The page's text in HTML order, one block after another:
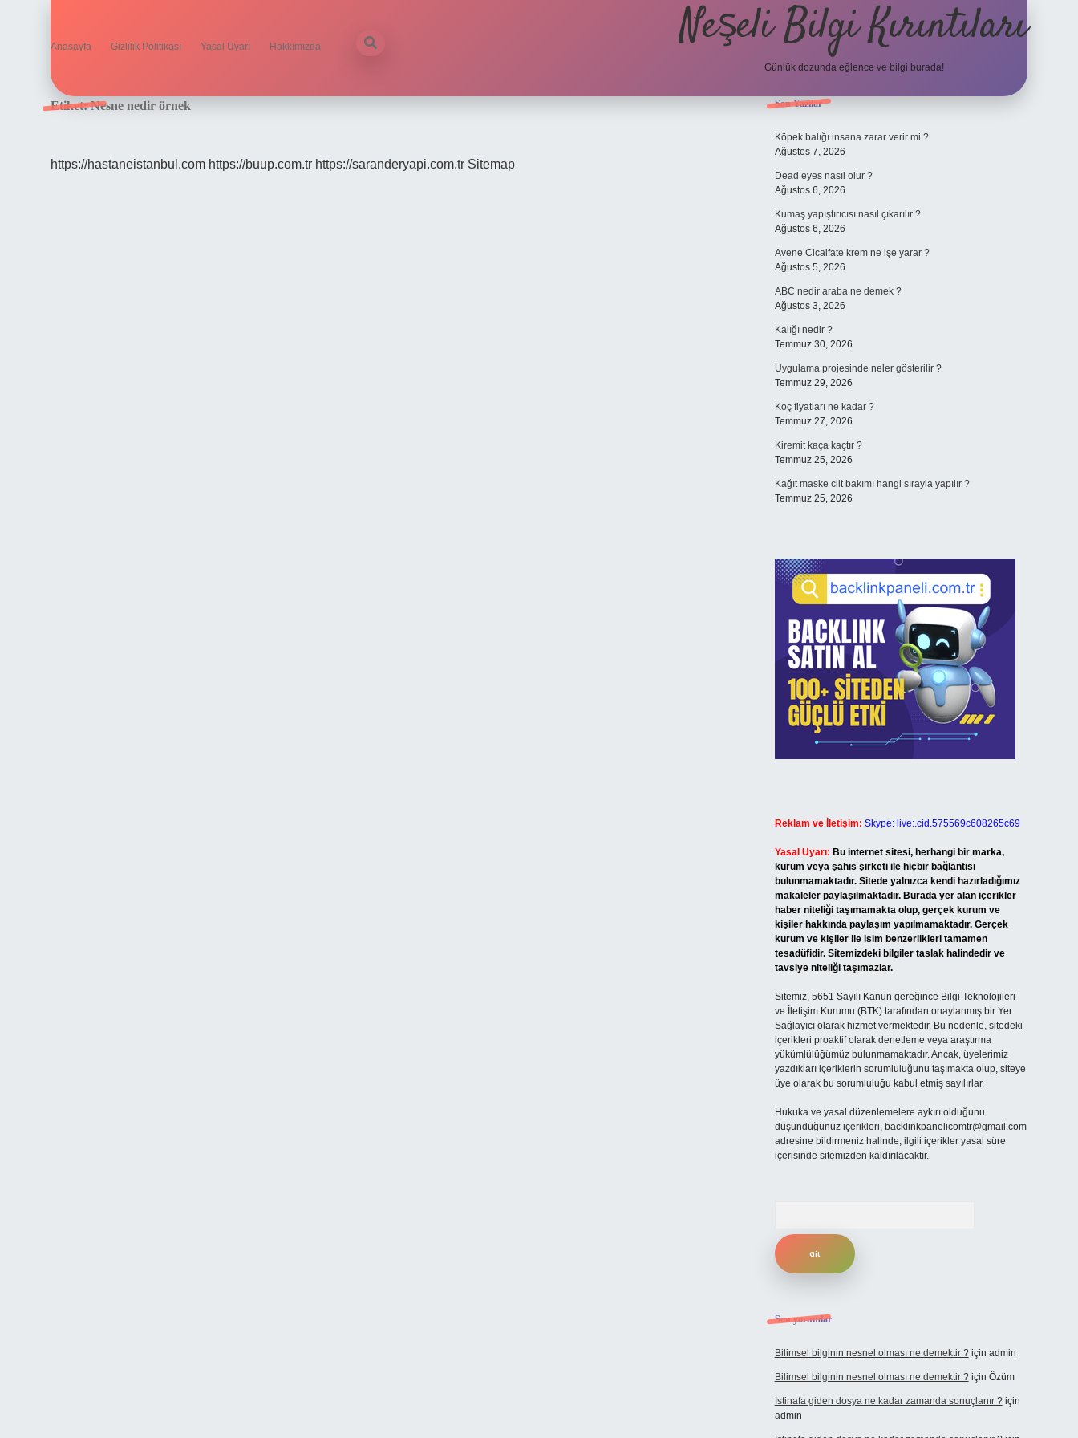
Anasayfa Gizlilik Politikası Yasal Uyarı Hakkımızda Neşeli Bilgi Kırıntıları
Günlük dozunda eğlence ve bilgi burada!
Etiket:Nesne nedir örnek
https://hastaneistanbul.com https://buup.com.tr https://saranderyapi.com.tr Sitemap
Sidebar
Son Yazılar
Köpek balığı insana zarar verir mi ?
Ağustos 7, 2026
Dead eyes nasıl olur ?
Ağustos 6, 2026
Kumaş yapıştırıcısı nasıl çıkarılır ?
Ağustos 6, 2026
Avene Cicalfate krem ne işe yarar ?
Ağustos 5, 2026
ABC nedir araba ne demek ?
Ağustos 3, 2026
Kalığı nedir ?
Temmuz 30, 2026
Uygulama projesinde neler gösterilir ?
Temmuz 29, 2026
Koç fiyatları ne kadar ?
Temmuz 27, 2026
Kiremit kaça kaçtır ?
Temmuz 25, 2026
Kağıt maske cilt bakımı hangi sırayla yapılır ?
Temmuz 25, 2026
Reklam ve İletişim: Skype: live:.cid.575569c608265c69
Yasal Uyarı: Bu internet sitesi, herhangi bir marka,
kurum veya şahıs şirketi ile hiçbir bağlantısı
bulunmamaktadır. Sitede yalnızca kendi hazırladığımız
makaleler paylaşılmaktadır. Burada yer alan içerikler
haber niteliği taşımamakta olup, gerçek kurum ve
kişiler hakkında paylaşım yapılmamaktadır. Gerçek
kurum ve kişiler ile isim benzerlikleri tamamen
tesadüfidir. Sitemizdeki bilgiler taslak halindedir ve
tavsiye niteliği taşımazlar.
Sitemiz, 5651 Sayılı Kanun gereğince Bilgi Teknolojileri
ve İletişim Kurumu (BTK) tarafından onaylanmış bir Yer
Sağlayıcı olarak hizmet vermektedir. Bu nedenle, sitedeki
içerikleri proaktif olarak denetleme veya araştırma
yükümlülüğümüz bulunmamaktadır. Ancak, üyelerimiz
yazdıkları içeriklerin sorumluluğunu taşımakta olup, siteye
üye olarak bu sorumluluğu kabul etmiş sayılırlar.
Hukuka ve yasal düzenlemelere aykırı olduğunu
düşündüğünüz içerikleri, backlinkpanelicomtr@gmail.com
adresine bildirmeniz halinde, ilgili içerikler yasal süre
içerisinde sitemizden kaldırılacaktır.
Son yorumlar
Bilimsel bilginin nesnel olması ne demektir ?için admin
Bilimsel bilginin nesnel olması ne demektir ?için Özüm
Istinafa giden dosya ne kadar zamanda sonuçlanır ?için
admin